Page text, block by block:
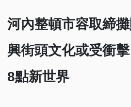
河內整頓市容取締
興街頭文化或受衝
8點新世界